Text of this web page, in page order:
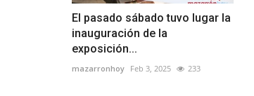
El pasado sábado tuvo lugar la
inauguración de la
exposición...
mazarronhoy Feb 3, 2025 233